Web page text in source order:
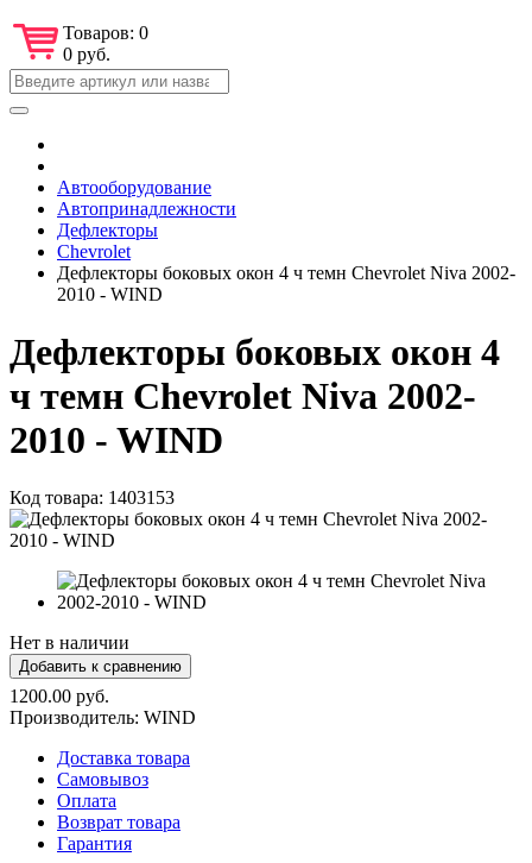
Товаров: 0
0 руб.
Автооборудование
Автопринадлежности
Дефлекторы
Chevrolet
Дефлекторы боковых окон 4 ч темн Chevrolet Niva 2002-
2010 - WIND
Дефлекторы боковых окон 4
ч темн Chevrolet Niva 2002-
2010 - WIND
Код товара: 1403153
Нет в наличии
1200.00 руб.
Производитель: WIND
Доставка товара
Самовывоз
Оплата
Возврат товара
Гарантия